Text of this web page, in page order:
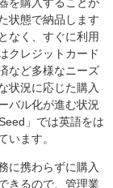
状態で納品します
なく、すぐに利用
クレジットカード
など多様なニーズ
状況に応じた購入
バル化が進む状況
」では英語をは
います。
に携わらずに購入
きるので、管理業